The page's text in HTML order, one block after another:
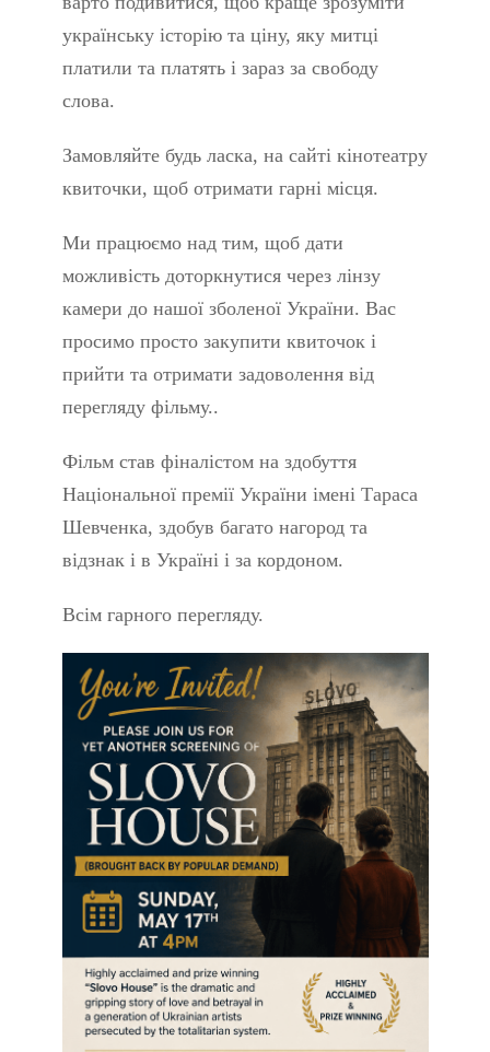
українську історію та ціну, яку митці
платили та платять і зараз за свободу
слова.
Замовляйте будь ласка, на сайті кінотеатру
квиточки, щоб отримати гарні місця.
Ми працюємо над тим, щоб дати
можливість доторкнутися через лінзу
камери до нашої зболеної України. Вас
просимо просто закупити квиточок і
прийти та отримати задоволення від
перегляду фільму..
Фільм став фіналістом на здобуття
Національної премії України імені Тараса
Шевченка, здобув багато нагород та
відзнак і в Україні і за кордоном.
Всім гарного перегляду.